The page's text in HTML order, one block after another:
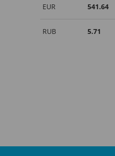
EUR 541.64
RUB 5.71